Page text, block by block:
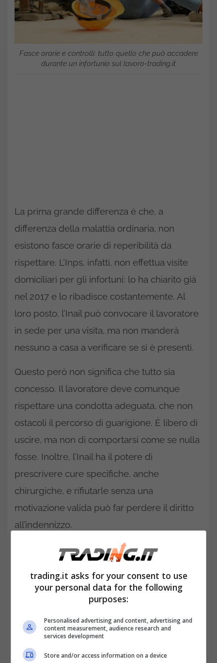
Fasce orarie e controlli: tutto quello che può accadere
durante un infortunio sul lavoro-trading.it
La prima grande differenza è che, a
differenza della malattia ordinaria, non
esistono fasce orarie di reperibilità da
rispettare. L’Inps, infatti, non effettua visite
domiciliari per gli infortuni: lo ha chiarito già
nel 2017 e lo ribadisce costantemente. Al
loro posto, l’Inail può convocare il lavoratore
in sede per una visita, ma non manderà
nessuno a casa a verificare se si è presenti.
Questo però non significa che tutto sia
concesso. Il lavoratore deve comunque
rispettare una condotta adeguata, che non
ostacoli il percorso di guarigione. È libero di
uscire, ma non di comportarsi come se nulla
fosse. Inoltre, l’Inail ha il potere di
prescrivere cure specifiche, anche
chirurgiche, e rifiutarle senza una
motivazione valida può far perdere il diritto
all’indennizzo.
Fasce di reperibilità e sanzioni
disciplinari: cosa succede
quando il contratto collettivo
impone regole aggiuntive
trading.it asks for your consent to use
your personal data for the following
purposes:
Personalised advertising and content, advertising and
content measurement, audience research and
services development
Store and/or access information on a device